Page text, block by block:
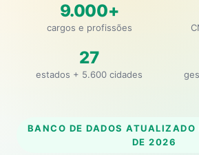
9.000+
cargos e profissões
27
estados + 5.600 cidades
BANCO DE DADOS ATUALIZADO
DE 2026